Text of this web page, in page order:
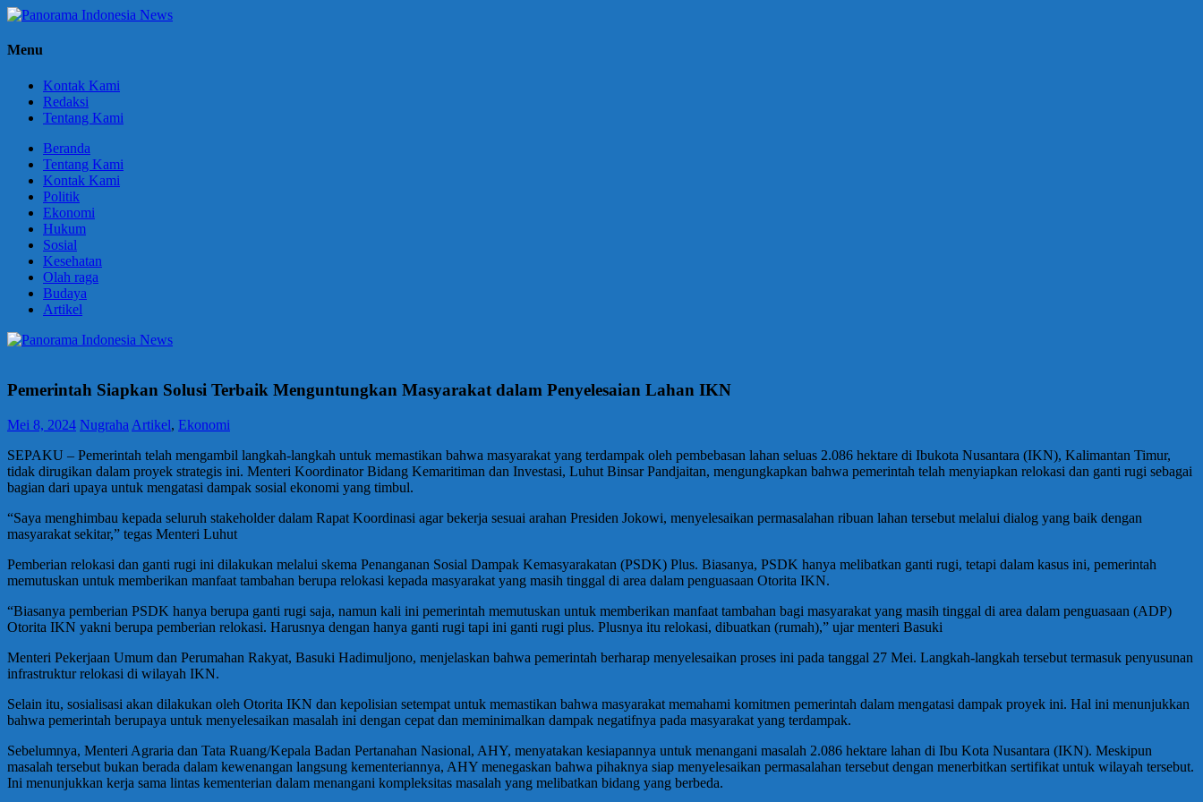
Skip
content
Panorama
Berani
Menu
Kontak Kami
Redaksi
Tentang Kami
Beranda
Tentang Kami
Kontak Kami
Politik
Ekonomi
Hukum
Sosial
Kesehatan
Olah raga
Budaya
Artikel
Pemerintah Siapkan Solusi Terbaik Menguntungkan Masyarakat dalam Penyelesaian Lahan IKN
Mei 8, 2024 Nugraha Artikel, Ekonomi
SEPAKU – Pemerintah telah mengambil langkah-langkah untuk memastikan bahwa masyarakat yang terdampak oleh pembebasan lahan seluas 2.086 hektare di Ibukota Nusantara (IKN), Kalimantan Timur,
tidak dirugikan dalam proyek strategis ini. Menteri Koordinator Bidang Kemaritiman dan Investasi, Luhut Binsar Pandjaitan, mengungkapkan bahwa pemerintah telah menyiapkan relokasi dan ganti rugi sebagai
bagian dari upaya untuk mengatasi dampak sosial ekonomi yang timbul.
“Saya menghimbau kepada seluruh stakeholder dalam Rapat Koordinasi agar bekerja sesuai arahan Presiden Jokowi, menyelesaikan permasalahan ribuan lahan tersebut melalui dialog yang baik dengan
masyarakat sekitar,” tegas Menteri Luhut
Pemberian relokasi dan ganti rugi ini dilakukan melalui skema Penanganan Sosial Dampak Kemasyarakatan (PSDK) Plus. Biasanya, PSDK hanya melibatkan ganti rugi, tetapi dalam kasus ini, pemerintah
memutuskan untuk memberikan manfaat tambahan berupa relokasi kepada masyarakat yang masih tinggal di area dalam penguasaan Otorita IKN.
“Biasanya pemberian PSDK hanya berupa ganti rugi saja, namun kali ini pemerintah memutuskan untuk memberikan manfaat tambahan bagi masyarakat yang masih tinggal di area dalam penguasaan (ADP)
Otorita IKN yakni berupa pemberian relokasi. Harusnya dengan hanya ganti rugi tapi ini ganti rugi plus. Plusnya itu relokasi, dibuatkan (rumah),” ujar menteri Basuki
Menteri Pekerjaan Umum dan Perumahan Rakyat, Basuki Hadimuljono, menjelaskan bahwa pemerintah berharap menyelesaikan proses ini pada tanggal 27 Mei. Langkah-langkah tersebut termasuk penyusunan
infrastruktur relokasi di wilayah IKN.
Selain itu, sosialisasi akan dilakukan oleh Otorita IKN dan kepolisian setempat untuk memastikan bahwa masyarakat memahami komitmen pemerintah dalam mengatasi dampak proyek ini. Hal ini menunjukkan
bahwa pemerintah berupaya untuk menyelesaikan masalah ini dengan cepat dan meminimalkan dampak negatifnya pada masyarakat yang terdampak.
Sebelumnya, Menteri Agraria dan Tata Ruang/Kepala Badan Pertanahan Nasional, AHY, menyatakan kesiapannya untuk menangani masalah 2.086 hektare lahan di Ibu Kota Nusantara (IKN). Meskipun
masalah tersebut bukan berada dalam kewenangan langsung kementeriannya, AHY menegaskan bahwa pihaknya siap menyelesaikan permasalahan tersebut dengan menerbitkan sertifikat untuk wilayah tersebut.
Ini menunjukkan kerja sama lintas kementerian dalam menangani kompleksitas masalah yang melibatkan bidang yang berbeda.